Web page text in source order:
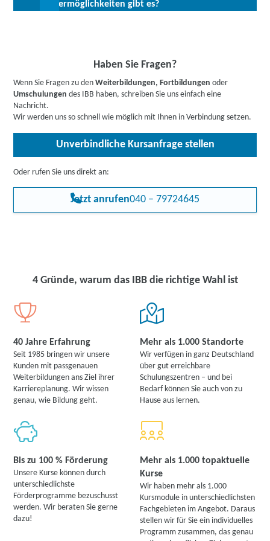
Datenplattformen und Governance.
verfügen über Fachkenntnisse im Entwerfen von Cloud- und
Fördermöglichkeiten gibt es?
hiergerne vorab über Förderprogramme,
Arbeitssuchende ,Berufstätige,Unternehmenoder
Rehabilitand:innen.
Haben Sie Fragen?
Wenn Sie Fragen zu denWeiterbildungen, Fortbildungen oder
Umschulungen des IBB haben, schreiben Sie uns einfach eine
Nachricht.
Wir werden uns so schnell wie möglich mit Ihnen in Verbindung setzen.
Unverbindliche Kursanfrage stellen
Oder rufen Sie uns direkt an:
Jetzt anrufen040 – 79724645
4 Gründe, warum das IBB die richtige Wahl ist
40 Jahre Erfahrung
Seit 1985 bringen wir unsere
Kunden mit passgenauen
Weiterbildungen ans Ziel ihrer
Karriereplanung. Wir wissen
genau, wie Bildung geht.
Mehr als 1.000 Standorte
Wir verfügen in ganz Deutschland
über gut erreichbare
Schulungszentren – und bei
Bedarf können Sie auch von zu
Hause aus lernen.
Bis zu 100 % Förderung
Unsere Kurse können durch
unterschiedlichste
Förderprogramme bezuschusst
werden. Wir beraten Sie gerne
dazu!
Mehr als 1.000 topaktuelle
Kurse
Wir haben mehr als 1.000
Kursmodule in unterschiedlichsten
Fachgebieten im Angebot. Daraus
stellen wir für Sie ein individuelles
Programm zusammen, das genau